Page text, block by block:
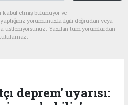
kabul etmiş bulunuyor ve
yorumunuzla ilgili doğrudan veya
üstleniyorsunuz. Yazılan tüm yorumlardan
deprem' uyarısı: